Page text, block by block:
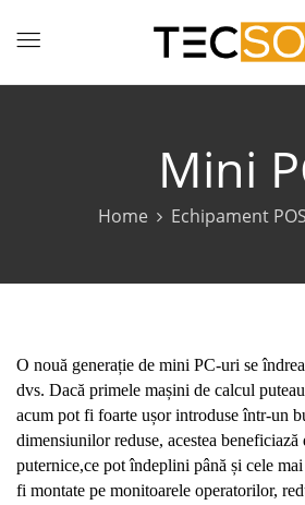
Mini
Home Echipament POS
O nouă generație de mini PC-uri se
dvs. Dacă primele mașini de calcul
acum pot fi foarte ușor introduse într-un
dimensiunilor reduse, acestea
puternice,ce pot îndeplini până și cele
fi montate pe monitoarele operatorilor,